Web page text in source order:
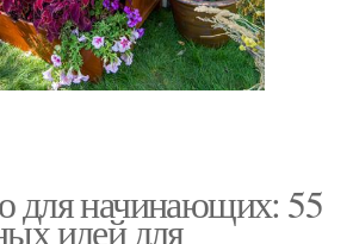
для начинающих: 55
идей для